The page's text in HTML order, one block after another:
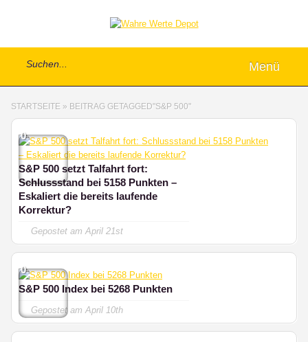
Menü
STARTSEITE » BEITRAG GETAGGED"S&P 500"
0
S&P 500 setzt Talfahrt fort:
Schlussstand bei 5158 Punkten –
Eskaliert die bereits laufende
Korrektur?
Gepostet amApril 21st
0
S&P 500 Index bei 5268 Punkten
Gepostet amApril 10th